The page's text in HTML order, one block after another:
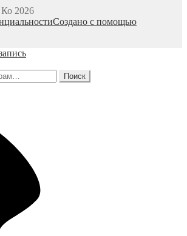
2026
Создано с помощью
Поиск